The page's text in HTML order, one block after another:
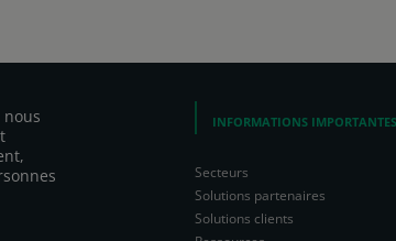
INFORMATIONS IMPORTANTES
Secteurs
Solutions partenaires
Solutions clients